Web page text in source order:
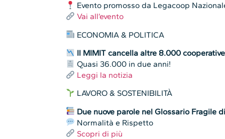
Evento promosso da Legacoop
Vai all’evento
ECONOMIA & POLITICA
Il MIMIT cancella altre 8.000
Quasi 36.000 in due anni!
Leggi la notizia
LAVORO & SOSTENIBILITÀ
Due nuove parole nel Glossario Fragile
Normalità e Rispetto
Scopri di più